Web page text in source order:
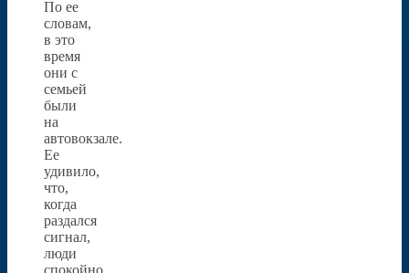
По ее
словам,
в это
время
они с
семьей
были
на
автовокзале.
Ее
удивило,
что,
когда
раздался
сигнал,
люди
спокойно